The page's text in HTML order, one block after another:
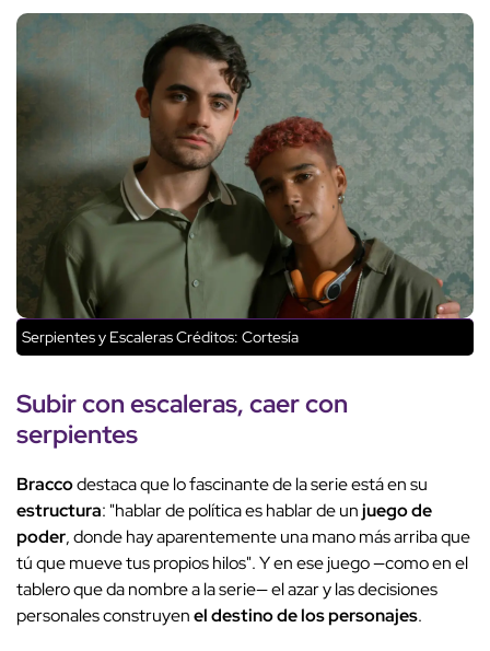
Serpientes y EscalerasCréditos: Cortesía
Subir con escaleras, caer con
serpientes
Braccodestaca que lo fascinante de la serie está en su
estructura: "hablar de política es hablar de unjuego de
poder, donde hay aparentemente una mano más arriba que
tú que mueve tus propios hilos". Y en ese juego —como en el
tablero que da nombre a la serie— el azar y las decisiones
personales construyenel destino de los personajes.